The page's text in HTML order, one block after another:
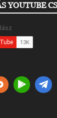
YOUTUBE